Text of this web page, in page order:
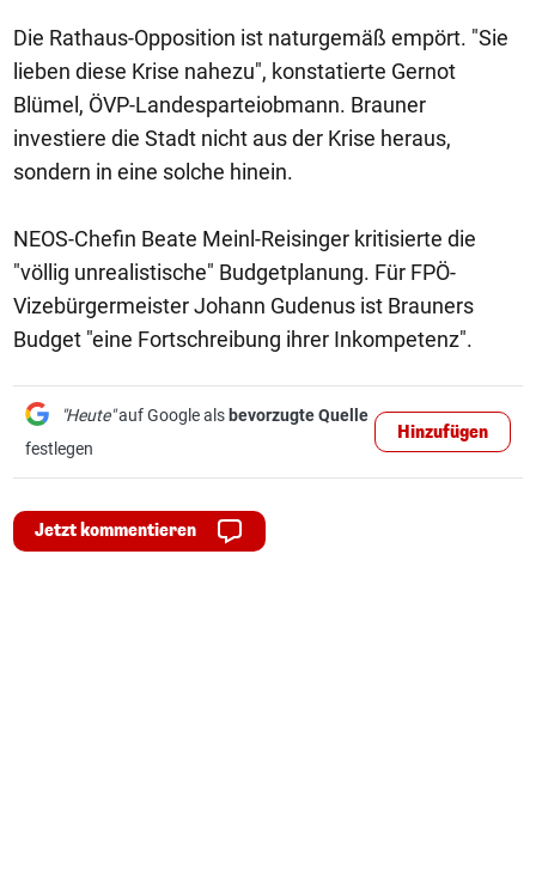
Die Rathaus-Opposition ist naturgemäß empört. "Sie
lieben diese Krise nahezu", konstatierte Gernot
Blümel, ÖVP-Landesparteiobmann. Brauner
investiere die Stadt nicht aus der Krise heraus,
sondern in eine solche hinein.
NEOS-Chefin Beate Meinl-Reisinger kritisierte die
"völlig unrealistische" Budgetplanung. Für FPÖ-
Vizebürgermeister Johann Gudenus ist Brauners
Budget "eine Fortschreibung ihrer Inkompetenz".
"Heute"auf Google als bevorzugte Quelle
festlegen
Hinzufügen
Jetzt kommentieren